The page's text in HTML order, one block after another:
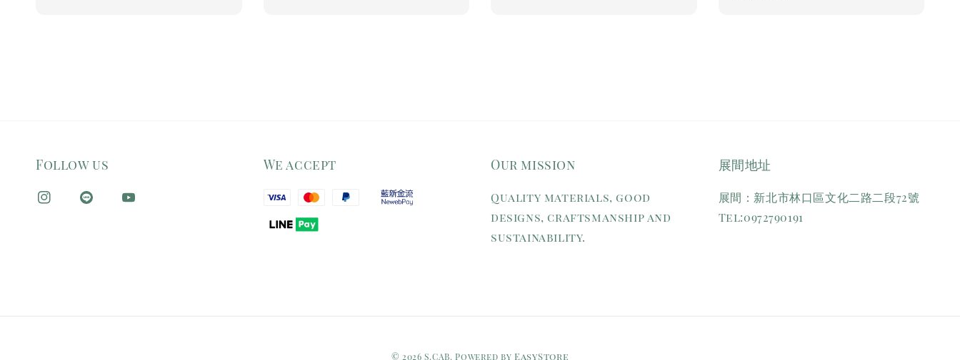
Follow us We accept Our mission
Quality materials, good
designs, craftsmanship and
sustainability.
展間地址
展間：新北市林口區文化二路二段72號
Tel:0972790191
© 2026 S.CAB. Powered by EasyStore